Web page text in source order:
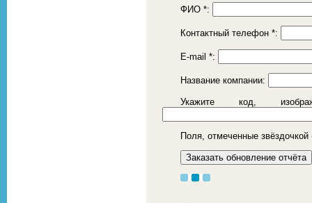
ФИО *:
Контактный телефон *:
E-mail *:
Название компании:
Укажите код,
Поля, отмеченные звёздочкой